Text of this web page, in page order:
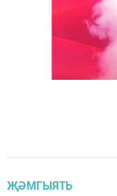
ҖӘМГЫЯТЬ